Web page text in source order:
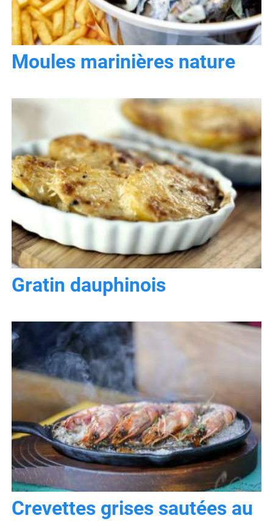
Moules marinières nature
Gratin dauphinois
Crevettes grises sautées au